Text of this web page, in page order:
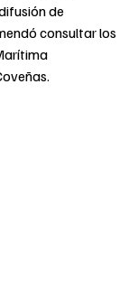
de
consultar los